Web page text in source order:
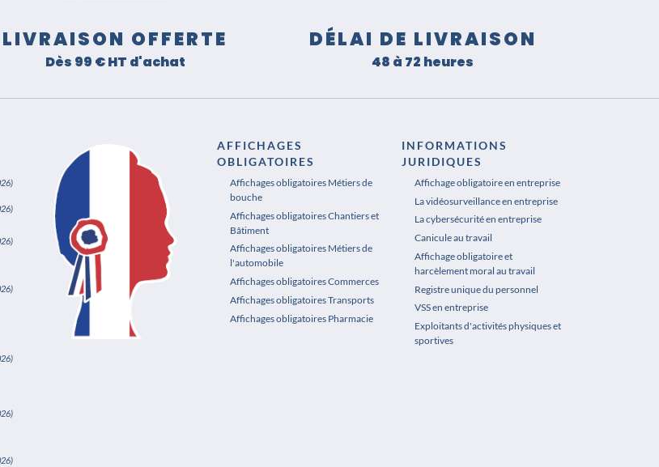
LIVRAISON OFFERTE
Dès 99 € HT d'achat
DÉLAI DE LIVRAISON
48 à 72 heures
AFFICHAGES
OBLIGATOIRES
Affichages obligatoires Métiers de
bouche
Affichages obligatoires Chantiers et
Bâtiment
Affichages obligatoires Métiers de
l'automobile
Affichages obligatoires Commerces
Affichages obligatoires Transports
Affichages obligatoires Pharmacie
INFORMATIONS
JURIDIQUES
Affichage obligatoire en entreprise
La vidéosurveillance en entreprise
La cybersécurité en entreprise
Canicule au travail
Affichage obligatoire et
harcèlement moral au travail
Registre unique du personnel
VSS en entreprise
Exploitants d'activités physiques et
sportives